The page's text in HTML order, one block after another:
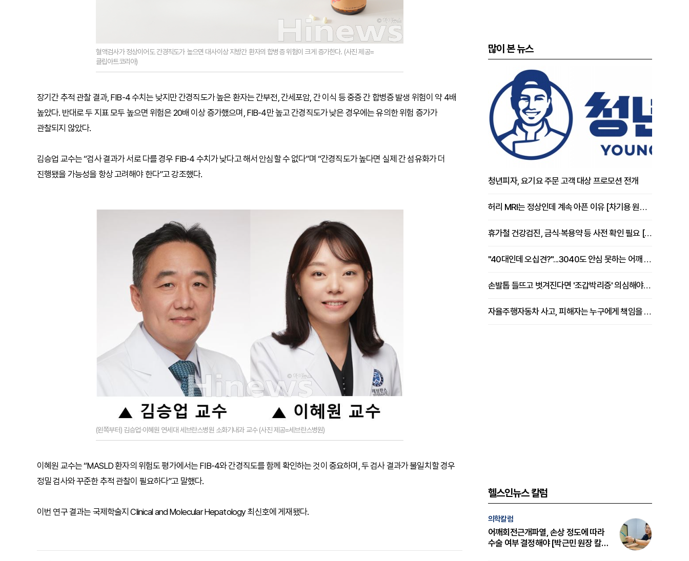
혈액검사가 정상이어도 간경직도가 높으면 대사이상 지방간 환자의 합병증 위험이 크게 증가한다. (사진 제공=
클립아트코리아)
장기간 추적 관찰 결과, FIB-4 수치는 낮지만 간경직도가 높은 환자는 간부전, 간세포암, 간 이식 등 중증 간 합병증 발생 위험이 약 4배
높았다. 반대로 두 지표 모두 높으면 위험은 20배 이상 증가했으며, FIB-4만 높고 간경직도가 낮은 경우에는 유의한 위험 증가가
관찰되지 않았다.
김승업 교수는 “검사 결과가 서로 다를 경우 FIB-4 수치가 낮다고 해서 안심할 수 없다”며 “간경직도가 높다면 실제 간 섬유화가 더
진행됐을 가능성을 항상 고려해야 한다”고 강조했다.
(왼쪽부터) 김승업·이혜원 연세대 세브란스병원 소화기내과 교수 (사진 제공=세브란스병원)
이혜원 교수는 “MASLD 환자의 위험도 평가에서는 FIB-4와 간경직도를 함께 확인하는 것이 중요하며, 두 검사 결과가 불일치할 경우
정밀 검사와 꾸준한 추적 관찰이 필요하다”고 말했다.
이번 연구 결과는 국제학술지 Clinical and Molecular Hepatology 최신호에 게재됐다.
많이 본 뉴스
청년피자, 요기요 주문 고객 대상 프로모션 전개
허리 MRI는 정상인데 계속 아픈 이유 [차기용 원장 칼럼]
휴가철 건강검진, 금식·복용약 등 사전 확인 필요 [정도감 원장 칼럼]
"40대인데 오십견?"...3040도 안심 못하는 어깨 유착성 관절낭염
손발톱 들뜨고 벗겨진다면 '조갑박리증' 의심해야 [김철윤 원장 칼럼]
자율주행자동차 사고, 피해자는 누구에게 책임을 물을 수 있을까
헬스인뉴스 칼럼
의학칼럼
어깨회전근개파열, 손상 정도에 따라
수술 여부 결정해야 [박근민 원장 칼